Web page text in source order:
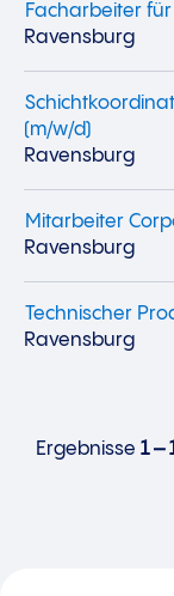
Facharbeiter
Ravensburg
(m/w/d)
Ravensburg
Mitarbeiter
Ravensburg
Technischer
Ravensburg
Ergebnisse 1 –